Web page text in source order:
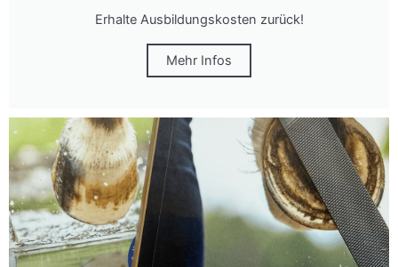
Erhalte Ausbildungskosten zurück!
Mehr Infos